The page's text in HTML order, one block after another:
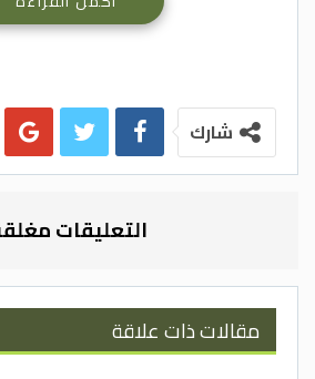
وافتتح لاعب الوحدات مهند أبو
الكولومبي البديل كريستيان
لشباب العقبة عند الدقيقة 85.
وبرصيده 30 نقطة، فيما
الغد
شارك
التعليقات
مقالات ذات علاقة